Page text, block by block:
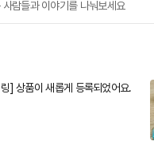
람들과 이야기를 나눠보세요
] 상품이 새롭게 등록되었어요.